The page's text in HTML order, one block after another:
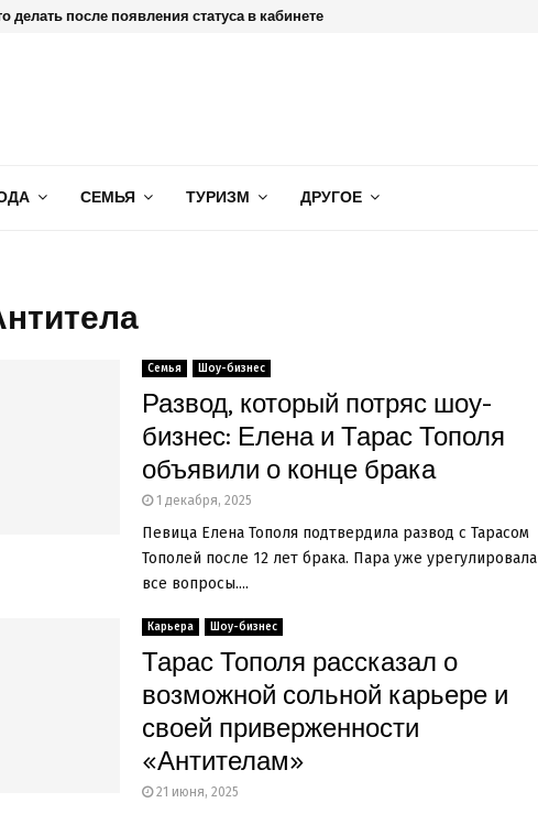
после появления статуса в кабинете
СЕМЬЯ ТУРИЗМ ДРУГОЕ
Семья Шоу-бизнес
Развод, который потряс шоу-
бизнес: Елена и Тарас Тополя
объявили о конце брака
1 декабря, 2025
Певица Елена Тополя подтвердила развод с Тарасом
Тополей после 12 лет брака. Пара уже урегулировала
все вопросы....
Карьера Шоу-бизнес
Тарас Тополя рассказал о
возможной сольной карьере и
своей приверженности
«Антителам»
21 июня, 2025